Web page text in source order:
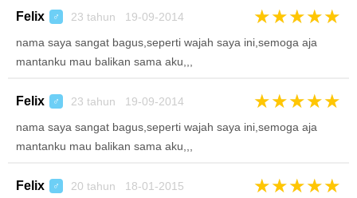
Felix ♂ 23 tahun 19-09-2014 ★★★★★
nama saya sangat bagus,seperti wajah saya ini,semoga aja
mantanku mau balikan sama aku,,,
Felix ♂ 23 tahun 19-09-2014 ★★★★★
nama saya sangat bagus,seperti wajah saya ini,semoga aja
mantanku mau balikan sama aku,,,
Felix ♂ 20 tahun 18-01-2015 ★★★★★